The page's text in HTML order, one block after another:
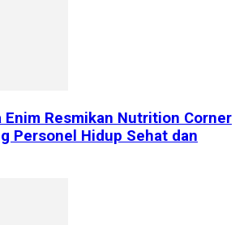
Enim Resmikan Nutrition Corner
Personel Hidup Sehat dan